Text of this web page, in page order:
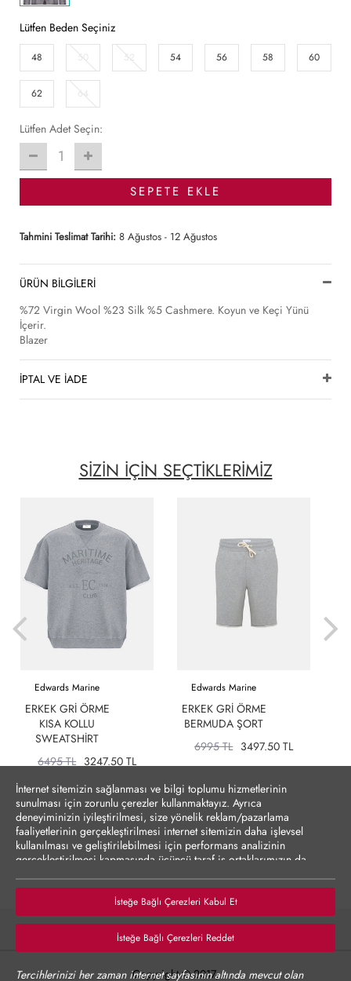
İnternet sitemizin sağlanması ve bilgi toplumu hizmetlerinin
sunulması için zorunlu çerezler kullanmaktayız. Ayrıca
deneyiminizin iyileştirilmesi, size yönelik reklam/pazarlama
faaliyetlerinin gerçekleştirilmesi internet sitemizin daha işlevsel
kullanılması ve geliştirilebilmesi için performans analizinin
gerçekleştirilmesi kapmasında üçüncü taraf iş ortaklarımızın da
çerezler onay vermediğiniz durumlarda kullanılmayacaktır.
Çerezler vasıtasıyla kişisel verilerinizin yurt dışına aktarımına
yönelik bilgiler Çerez Detayları altında sunulmakta olup,
tercihlerinize göre kişisel verileriniz yurt dışına aktarılabilecektir.
incelemenizi rica ederiz.
Verilerinizin size yönelik reklam/pazarlama faaliyetlerinin
İsteğe Bağlı Çerezleri Kabul Et
İsteğe Bağlı Çerezleri Reddet
Tercihlerinizi her zaman internet sayfasının altında mevcut olan
Lütfen Beden Seçiniz
48 50 52 54 56 58 60
62 64
Lütfen Adet Seçin:
1
SEPETE EKLE
Tahmini Teslimat Tarihi: 8 Ağustos - 12 Ağustos
ÜRÜN BİLGİLERİ
%72 Virgin Wool %23 Silk %5 Cashmere. Koyun ve Keçi Yünü
İçerir.
Blazer
İPTAL VE İADE
SİZİN İÇİN SEÇTİKLERİMİZ
Edwards Marine
ERKEK GRI ÖRME
KISA KOLLU
SWEATSHIRT
6495 TL 3247.50 TL
Edwards Marine
ERKEK GRI ÖRME
BERMUDA ŞORT
6995 TL 3497.50 TL
Copyright © 2017,